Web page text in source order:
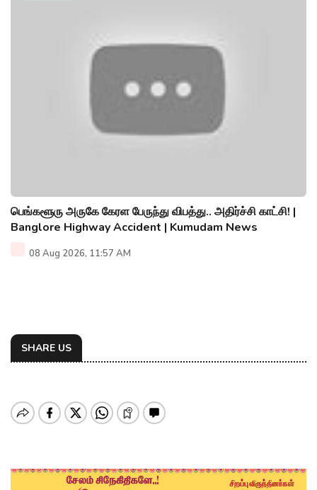
பெங்களூரு அருகே கேரள பேருந்து விபத்து.. அதிர்ச்சி காட்சி! |
Banglore Highway Accident | Kumudam News
08 Aug 2026, 11:57 AM
SHARE US